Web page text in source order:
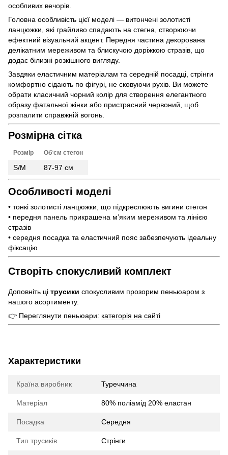
особливих вечорів.
Головна особливість цієї моделі — витончені золотисті
ланцюжки, які грайливо спадають на стегна, створюючи
ефектний візуальний акцент. Передня частина декорована
делікатним мереживом та блискучою доріжкою стразів, що
додає білизні розкішного вигляду.
Завдяки еластичним матеріалам та середній посадці, стрінги
комфортно сідають по фігурі, не сковуючи рухів. Ви можете
обрати класичний чорний колір для створення елегантного
образу фатальної жінки або пристрасний червоний, щоб
розпалити справжній вогонь.
Розмірна сітка
Розмір Обʼєм стегон
S/M 87-97 см
Особливості моделі
• тонкі золотисті ланцюжки, що підкреслюють вигини стегон
• передня панель прикрашена м’яким мереживом та лінією
стразів
• середня посадка та еластичний пояс забезпечують ідеальну
фіксацію
Створіть спокусливий комплект
Доповніть ці трусики спокусливим прозорим пеньюаром з
нашого асортименту.
👉 Переглянути пеньюари: категорія на сайті
Характеристики
Країна виробник Туреччина
Матеріал 80% поліамід 20% еластан
Посадка Середня
Тип трусиків Стрінги